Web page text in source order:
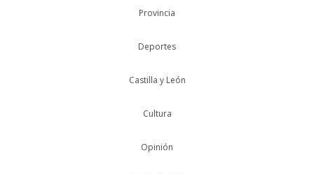
Provincia
Deportes
Castilla y León
Cultura
Opinión